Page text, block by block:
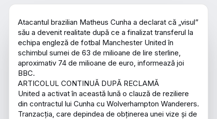
Atacantul brazilian Matheus Cunha a declarat că „visul”
său a devenit realitate după ce a finalizat transferul la
echipa engleză de fotbal Manchester United în
schimbul sumei de 63 de milioane de lire sterline,
aproximativ 74 de milioane de euro, informează joi
BBC.
ARTICOLUL CONTINUĂ DUPĂ RECLAMĂ
United a activat în această lună o clauză de reziliere
din contractul lui Cunha cu Wolverhampton Wanderers.
Tranzacția, care depindea de obținerea unei vize și de